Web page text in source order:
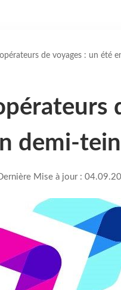
de voyages : un été
demi-
Mise à jour :